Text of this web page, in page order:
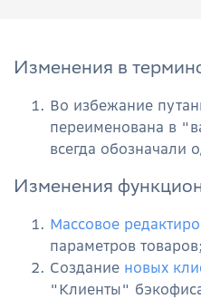
Изменения в
Во избежание
переименована в
всегда обозначали
Изменения
Массовое
параметров товаров;
Создание новых
"Клиенты"